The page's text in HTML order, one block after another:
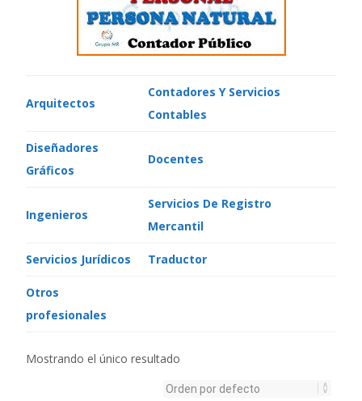
Arquitectos
Contadores Y Servicios
Contables
Diseñadores
Gráficos
Docentes
Ingenieros
Servicios De Registro
Mercantil
Servicios Jurídicos Traductor
Otros
profesionales
Mostrando el único resultado